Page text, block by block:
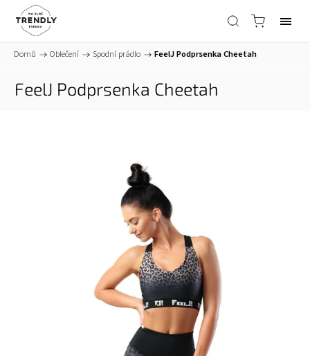
Domů / Oblečení / Spodní prádlo / FeelJ Podprsenka Cheetah
FeelJ Podprsenka Cheetah